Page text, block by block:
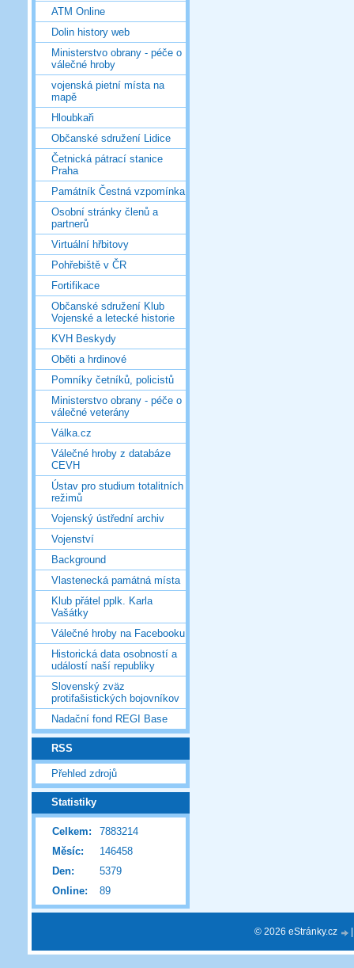
ATM Online
Dolin history web
Ministerstvo obrany - péče o
válečné hroby
vojenská pietní místa na
mapě
Hloubkaři
Občanské sdružení Lidice
Četnická pátrací stanice
Praha
Památník Čestná vzpomínka
Osobní stránky členů a
partnerů
Virtuální hřbitovy
Pohřebiště v ČR
Fortifikace
Občanské sdružení Klub
Vojenské a letecké historie
KVH Beskydy
Oběti a hrdinové
Pomníky četníků, policistů
Ministerstvo obrany - péče o
válečné veterány
Válka.cz
Válečné hroby z databáze
CEVH
Ústav pro studium totalitních
režimů
Vojenský ústřední archiv
Vojenství
Background
Vlastenecká památná místa
Klub přátel pplk. Karla
Vašátky
Válečné hroby na Facebooku
Historická data osobností a
událostí naší republiky
Slovenský zväz
protifašistických bojovníkov
Nadační fond REGI Base
RSS
Přehled zdrojů
Statistiky
Online: 89
Celkem:
7883214
Měsíc:
146458
Den:
5379
© 2026 eStránky.cz